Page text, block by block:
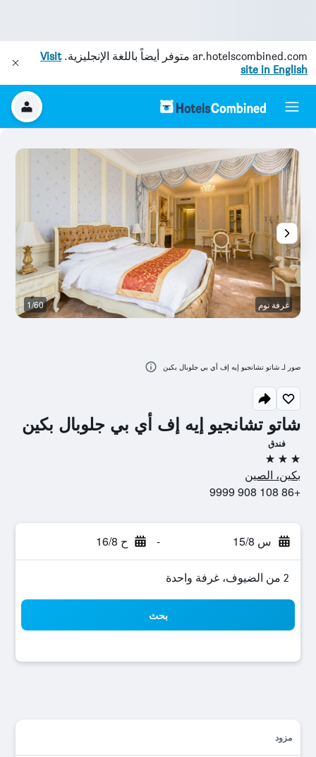
ar.hotelscombined.com متوفر أيضاً باللغة الإنجليزية.Visit
site in English
شاتو تشانجيو إيه إف أي بي جلوبال بكين
فندق
3 نجوم
بكين، الصين
+86 108 908 9999
س 15/8 - ح 16/8
2 من الضيوف، غرفة واحدة
بحث
مزود
غرفة نوم 1/60
صور لـ شاتو تشانجيو إيه إف أي بي جلوبال بكين